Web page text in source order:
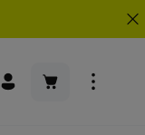
Warenkorb